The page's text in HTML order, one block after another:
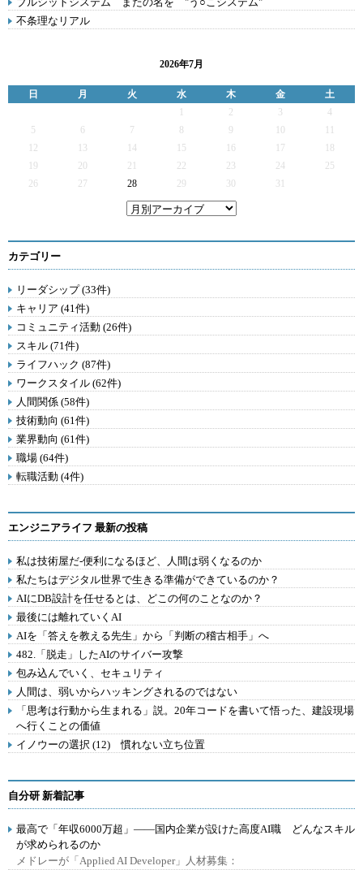
不条理なリアル
2026年7月
日 月 火 水 木 金
土
2 3
4
5
6 7 9
12
13 14 15 16 17
19
20 21 22 23 24
25
26
27 28 29 30 31
カテゴリー
リーダシップ (33件)
キャリア (41件)
コミュニティ活動 (26件)
スキル (71件)
ライフハック (87件)
ワークスタイル (62件)
人間関係 (58件)
技術動向 (61件)
業界動向 (61件)
職場 (64件)
転職活動 (4件)
エンジニアライフ 最新の投稿
私は技術屋だ-便利になるほど、人間は弱くなるのか
私たちはデジタル世界で生きる準備ができているのか？
AIにDB設計を任せるとは、どこの何のことなのか？
最後には離れていくAI
AIを「答えを教える先生」から「判断の稽古相手」へ
482.「脱走」したAIのサイバー攻撃
包み込んでいく、セキュリティ
人間は、弱いからハッキングされるのではない
「思考は行動から生まれる」説。20年コードを書いて悟った、建設現場
へ行くことの価値
イノウーの選択 (12) 慣れない立ち位置
自分研 新着記事
最高で「年収6000万超」――国内企業が設けた高度AI職 どんなスキル
が求められるのか
メドレーが「Applied AI Developer」人材募集：